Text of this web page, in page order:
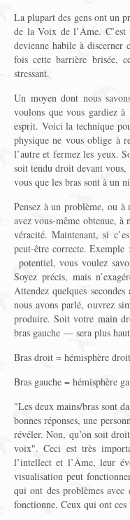
La plupart des gens ont un
de la Voix de l’Âme. C’est
devienne habile à discerner
fois cette barrière brisée,
stressant.
Un moyen dont nous
voulons que vous gardiez
esprit. Voici la technique
physique ne vous oblige à
l’autre et fermez les yeux.
soit tendu droit devant vous,
vous que les bras sont à un
Pensez à un problème, ou à
avez vous-même obtenue,
véracité. Maintenant, si
peut-être correcte.
potentiel, vous voulez
Soyez précis, mais
Attendez quelques
nous avons parlé, ouvrez
produire. Soit votre main
bras gauche — sera plus
Bras droit = hémisphère
Bras gauche = hémisphère
"Les deux mains/bras sont
bonnes réponses, une
révéler. Non, qu’on soit
voix". Ceci est très
l’intellect et l’Âme, leur
visualisation peut
qui ont des problèmes avec
fonctionne. Ceux qui ont